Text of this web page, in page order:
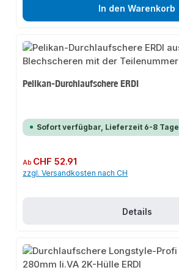
In den Warenkorb
Pelikan-Durchlaufschere ERDI
Sofort verfügbar, Lieferzeit 6-8 Tage
Regulärer Preis:
Ab CHF 52.91
zzgl. Versandkosten nach CH
Details